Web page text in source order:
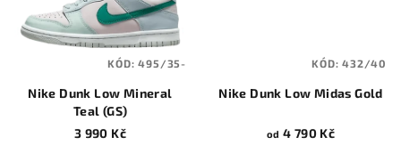
Nike Dunk Low Mineral
Teal (GS)
3 990 Kč
KÓD:495/35-
Nike Dunk Low Midas Gold
od 4 790 Kč
KÓD:432/40